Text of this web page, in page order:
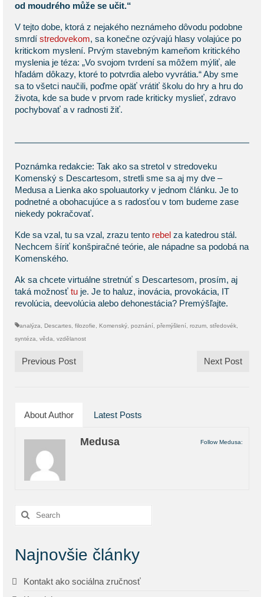
od moudrého může se učit.“
V tejto dobe, ktorá z nejakého neznámeho dôvodu podobne
smrdí stredovekom, sa konečne ozývajú hlasy volajúce po
kritickom myslení. Prvým stavebným kameňom kritického
myslenia je téza: „Vo svojom tvrdení sa môžem mýliť, ale
hľadám dôkazy, ktoré to potvrdia alebo vyvrátia.“ Aby sme
sa to všetci naučili, poďme opäť vrátiť školu do hry a hru do
života, kde sa bude v prvom rade kriticky myslieť, zdravo
pochybovať a v radnosti žiť.
Poznámka redakcie: Tak ako sa stretol v stredoveku
Komenský s Descartesom, stretli sme sa aj my dve –
Medusa a Lienka ako spoluautorky v jednom článku. Je to
podnetné a obohacujúce a s radosťou v tom budeme zase
niekedy pokračovať.
Kde sa vzal, tu sa vzal, zrazu tento rebel za katedrou stál.
Nechcem šíriť konšpiračné teórie, ale nápadne sa podobá na
Komenského.
Ak sa chcete virtuálne stretnúť s Descartesom, prosím, aj
taká možnosť tu je. Je to haluz, inovácia, provokácia, IT
revolúcia, deevolúcia alebo dehonestácia? Premýšľajte.
analýza, Descartes, filozofie, Komenský, poznání, přemýšlení, rozum, středovék,
syntéza, věda, vzdělanost
Previous Post Next Post
About Author Latest Posts
Follow Medusa:
Medusa
Search
for:
Najnovšie články
Kontakt ako sociálna zručnosť